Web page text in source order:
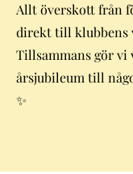
Allt överskott från
direkt till klubbens
Tillsammans gör vi
årsjubileum till
✨